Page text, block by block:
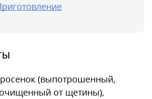
(выпотрошенный,
от щетины),